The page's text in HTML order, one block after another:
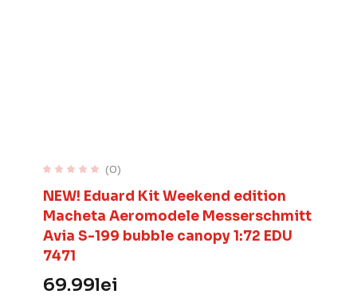
(0)
NEW! Eduard Kit Weekend edition
Macheta Aeromodele Messerschmitt
Avia S-199 bubble canopy 1:72 EDU
7471
69.99lei